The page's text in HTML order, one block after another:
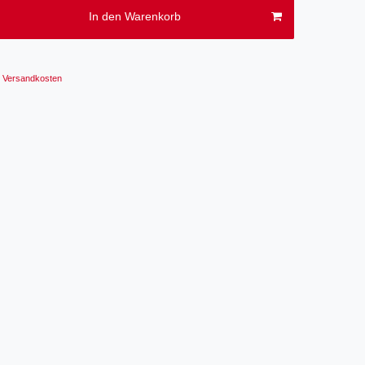
In den Warenkorb
Versandkosten